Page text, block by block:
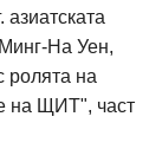
На Уен,
ролята на
на ЩИТ", част